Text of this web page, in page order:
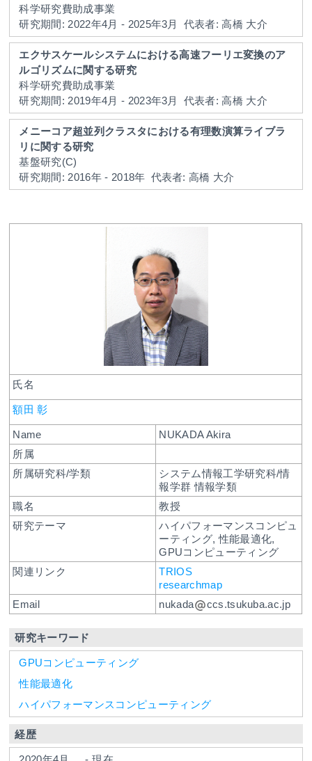
科学研究費助成事業
研究期間: 2022年4月 - 2025年3月
代表者: 高橋 大介
エクサスケールシステムにおける高速フーリエ変換のア
ルゴリズムに関する研究
科学研究費助成事業
研究期間: 2019年4月 - 2023年3月
代表者: 高橋 大介
メニーコア超並列クラスタにおける有理数演算ライブラ
リに関する研究
基盤研究(C)
研究期間: 2016年 - 2018年 代表者: 高橋 大介
氏名
額田 彰
Name
NUKADA Akira
所属
所属研究科/学類
システム情報工学研究科/情
報学群 情報学類
職名
教授
研究テーマ
ハイパフォーマンスコンピュ
ーティング, 性能最適化,
GPUコンピューティング
関連リンク
TRIOS
researchmap
Email
nukada ccs.tsukuba.ac.jp
研究キーワード
GPUコンピューティング
性能最適化
ハイパフォーマンスコンピューティング
経歴